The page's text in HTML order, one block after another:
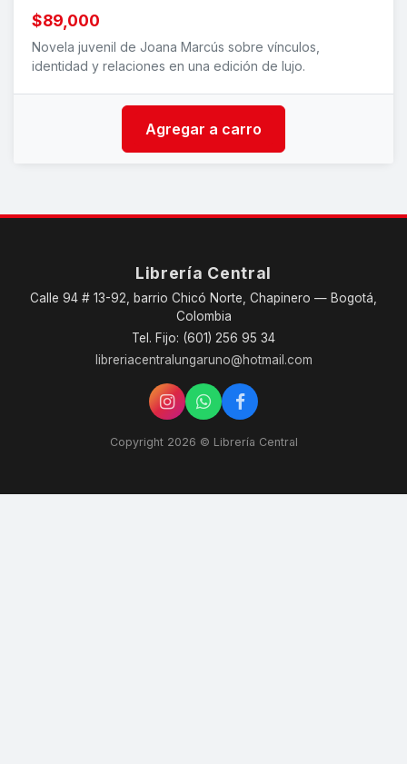
$89,000
Novela juvenil de Joana Marcús sobre vínculos,
identidad y relaciones en una edición de lujo.
Agregar a carro
Librería Central
Calle 94 # 13-92, barrio Chicó Norte, Chapinero — Bogotá,
Colombia
Tel. Fijo: (601) 256 95 34
libreriacentralungaruno@hotmail.com
Copyright 2026 © Librería Central